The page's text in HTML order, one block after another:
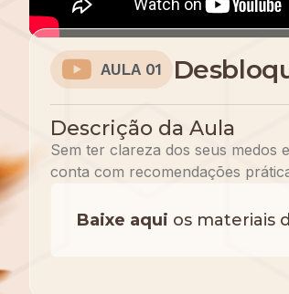
AULA 01
Descrição da Aula
Sem ter clareza dos seus medos
conta com recomendações
Baixe aqui os materiais